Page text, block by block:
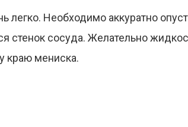
Необходимо аккуратно
стенок сосуда. Желательно
краю мениска.